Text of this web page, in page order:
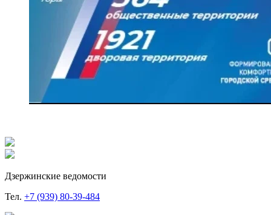
Дзержинские ведомости
Тел. +7 (939) 80-39-484